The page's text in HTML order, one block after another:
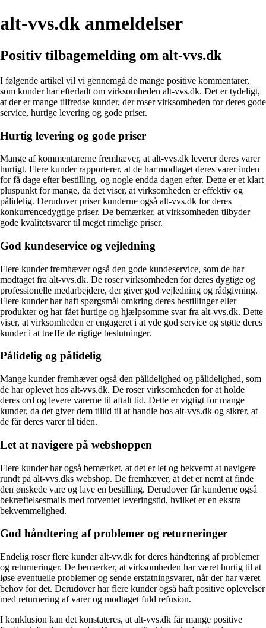
alt-vvs.dk anmeldelser
Positiv tilbagemelding om alt-vvs.dk
I følgende artikel vil vi gennemgå de mange positive kommentarer,
som kunder har efterladt om virksomheden alt-vvs.dk. Det er tydeligt,
at der er mange tilfredse kunder, der roser virksomheden for deres gode
service, hurtige levering og gode priser.
Hurtig levering og gode priser
Mange af kommentarerne fremhæver, at alt-vvs.dk leverer deres varer
hurtigt. Flere kunder rapporterer, at de har modtaget deres varer inden
for få dage efter bestilling, og nogle endda dagen efter. Dette er et klart
pluspunkt for mange, da det viser, at virksomheden er effektiv og
pålidelig. Derudover priser kunderne også alt-vvs.dk for deres
konkurrencedygtige priser. De bemærker, at virksomheden tilbyder
gode kvalitetsvarer til meget rimelige priser.
God kundeservice og vejledning
Flere kunder fremhæver også den gode kundeservice, som de har
modtaget fra alt-vvs.dk. De roser virksomheden for deres dygtige og
professionelle medarbejdere, der giver god vejledning og rådgivning.
Flere kunder har haft spørgsmål omkring deres bestillinger eller
produkter og har fået hurtige og hjælpsomme svar fra alt-vvs.dk. Dette
viser, at virksomheden er engageret i at yde god service og støtte deres
kunder i at træffe de rigtige beslutninger.
Pålidelig og pålidelig
Mange kunder fremhæver også den pålidelighed og pålidelighed, som
de har oplevet hos alt-vvs.dk. De roser virksomheden for at holde
deres ord og levere varerne til aftalt tid. Dette er vigtigt for mange
kunder, da det giver dem tillid til at handle hos alt-vvs.dk og sikrer, at
de får deres varer til tiden.
Let at navigere på webshoppen
Flere kunder har også bemærket, at det er let og bekvemt at navigere
rundt på alt-vvs.dks webshop. De fremhæver, at det er nemt at finde
den ønskede vare og lave en bestilling. Derudover får kunderne også
bekræftelsesmails med forventet leveringstid, hvilket er en ekstra
bekvemmelighed.
God håndtering af problemer og returneringer
Endelig roser flere kunder alt-vv.dk for deres håndtering af problemer
og returneringer. De bemærker, at virksomheden har været hurtig til at
løse eventuelle problemer og sende erstatningsvarer, når der har været
behov for det. Derudover har flere kunder også haft positive oplevelser
med returnering af varer og modtaget fuld refusion.
I konklusion kan det konstateres, at alt-vvs.dk får mange positive